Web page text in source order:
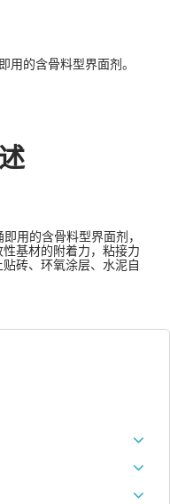
用的含骨料型界面剂。
用的含骨料型界面剂，
基材的附着力，粘接力
砖、环氧涂层、水泥自